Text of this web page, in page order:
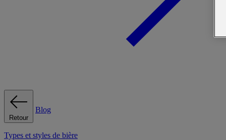
Retour
Blog
Types et styles de bière